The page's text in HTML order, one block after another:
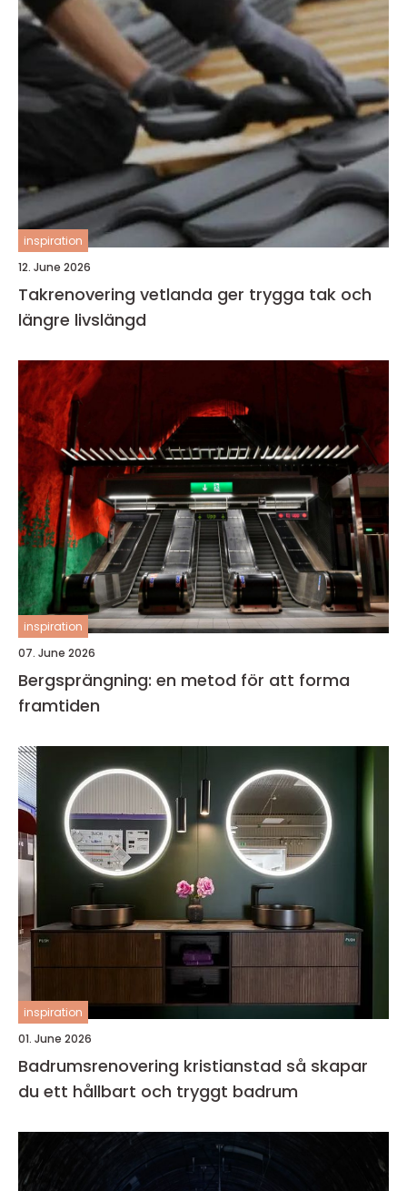
inspiration
12. June 2026
Takrenovering vetlanda ger trygga tak och
längre livslängd
inspiration
07. June 2026
Bergsprängning: en metod för att forma
framtiden
inspiration
01. June 2026
Badrumsrenovering kristianstad så skapar
du ett hållbart och tryggt badrum